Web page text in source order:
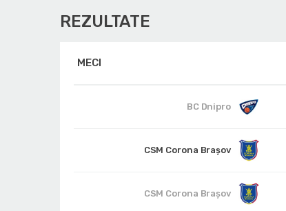
REZULTATE
MECI
BC Dnipro
CSM Corona Braşov
CSM Corona Braşov